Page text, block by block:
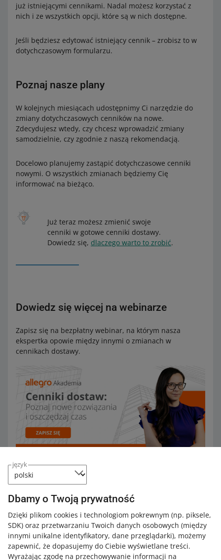
język
Dbamy o Twoją prywatność
Dzięki plikom cookies i technologiom pokrewnym (np. piksele,
SDK) oraz przetwarzaniu Twoich danych osobowych (między
innymi unikalne identyfikatory, dane przeglądarki), możemy
zapewnić, że dopasujemy do Ciebie wyświetlane treści.
Wyrażając zgodę na przechowywanie informacji na
już istniejącymi cennikami. Nadal możesz korzystać z
nich i ze wszystkich opcji, które są w nich dostępne.
Jeśli będziesz edytować istniejący cennik – zrobisz to w
dotychczasowym formularzu.
Poznaj nasze plany
W kolejnych miesiącach udostępnimy Ci narzędzie do
zmiany dotychczasowych cenników na nowe.
Zdecydujesz wtedy, czy chcesz wprowadzić zmiany
samodzielnie, czy zgodnie z naszą rekomendacją.
Docelowo planujemy zastąpić dotychczasowe cenniki
nowymi. O wszystkich zmianach będziemy Cię
informować na bieżąco.
Już teraz możesz zmienić swoje
cenniki w gotowe cenniki dostawy.
Dowiedz się, dlaczego warto to zrobić.
Dowiedz się więcej na webinarze
Zapisz się na bezpłatny webinar, na którym nasza
ekspertka opowie między innymi o zmianach w
cennikach dostawy.
Jak wziąć udział
Kliknij przycisk i wypełnij krótki formularz. Link z
dostępem dostaniesz mejlowo.
WEŹ UDZIAŁ